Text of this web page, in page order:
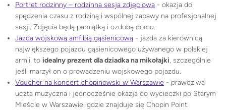
Portret rodzinny – rodzinna sesja zdjęciowa - okazja do
spędzenia czasu z rodziną i wspólnej zabawy na profesjonalnej
sesji. Zdjęcia będą pamiątką i ozdobą domu.
Jazda wojskową amfibią gąsienicową - jazda za kierownicą
największego pojazdu gąsienicowego używanego w polskiej
armii, to idealny prezent dla dziadka na mikołajki, szczególnie
jeśli marzył on o prowadzeniu wojskowego pojazdu.
Voucher na koncert chopinowski w Warszawie - prawdziwa
uczta muzyczna i jednocześnie okazja do wycieczki po Starym
Mieście w Warszawie, gdzie znajduje się Chopin Point.